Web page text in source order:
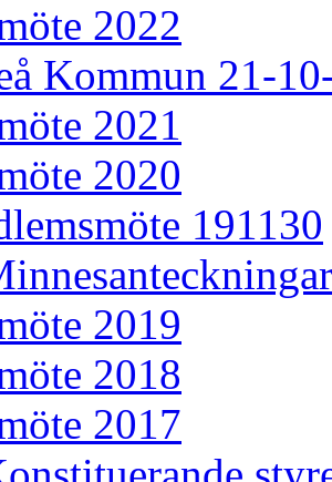
2022
Kommun 21-
2021
2020
191130
2019
2018
2017